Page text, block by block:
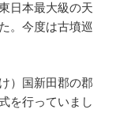
日本最大級の天
。今度は古墳巡
）国新田郡の郡
を行っていまし